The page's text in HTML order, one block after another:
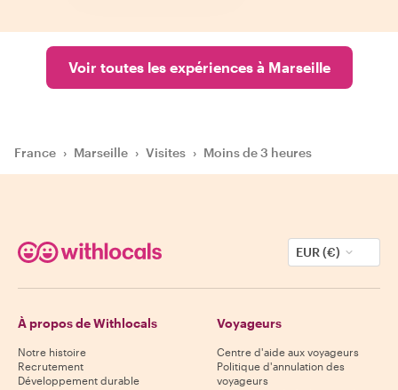
Voir toutes les expériences à Marseille
France › Marseille › Visites › Moins de 3 heures
EUR (€)
À propos de Withlocals
Notre histoire
Recrutement
Développement durable
Voyageurs
Centre d'aide aux voyageurs
Politique d'annulation des
voyageurs